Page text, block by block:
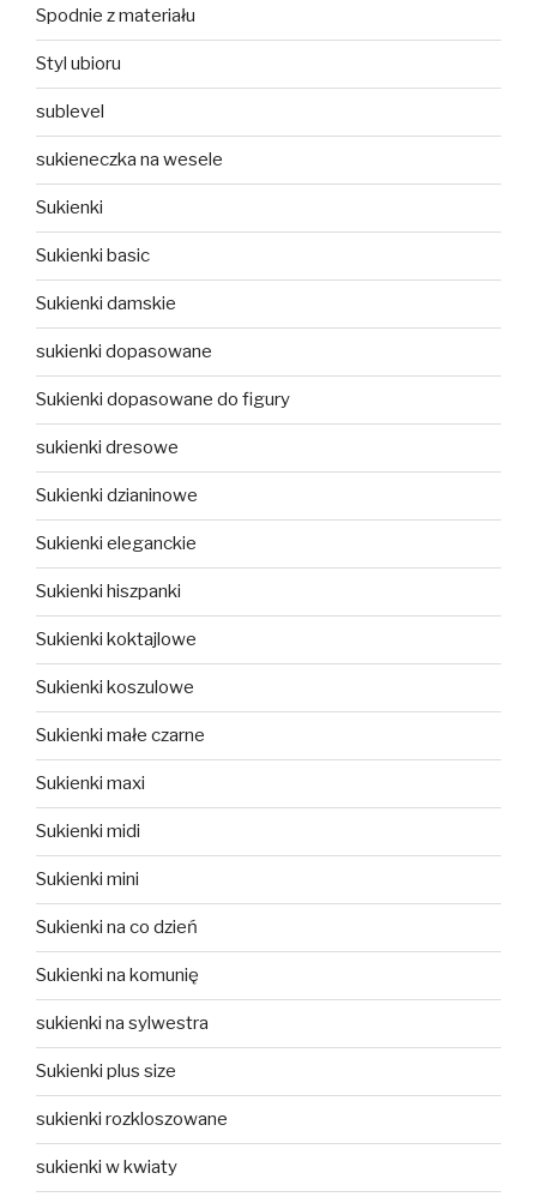
Spodnie z materiału
Styl ubioru
sublevel
sukieneczka na wesele
Sukienki
Sukienki basic
Sukienki damskie
sukienki dopasowane
Sukienki dopasowane do figury
sukienki dresowe
Sukienki dzianinowe
Sukienki eleganckie
Sukienki hiszpanki
Sukienki koktajlowe
Sukienki koszulowe
Sukienki małe czarne
Sukienki maxi
Sukienki midi
Sukienki mini
Sukienki na co dzień
Sukienki na komunię
sukienki na sylwestra
Sukienki plus size
sukienki rozkloszowane
sukienki w kwiaty